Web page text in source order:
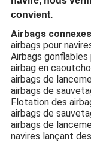
convient.
Airbags
airbags pour
Airbags
airbag en
airbags de
airbags de
Flotation des
airbags de
airbags de
navires lançant